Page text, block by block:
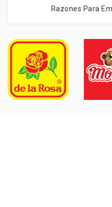
Razones Para